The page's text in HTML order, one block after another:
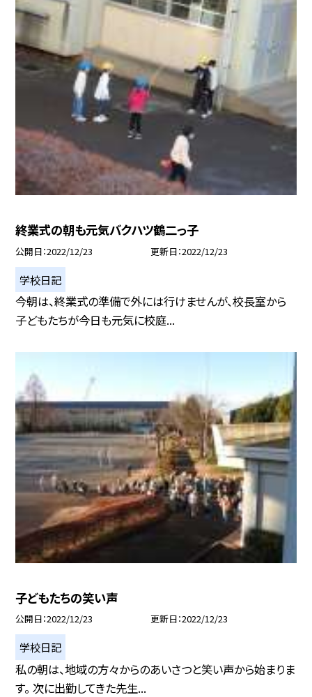
終業式の朝も元気バクハツ鶴二っ子
公開日 2022/12/23 更新日 2022/12/23
学校日記
今朝は、終業式の準備で外には行けませんが、校長室から
子どもたちが今日も元気に校庭...
子どもたちの笑い声
公開日 2022/12/23 更新日 2022/12/23
学校日記
私の朝は、地域の方々からのあいさつと笑い声から始まりま
す。 次に出勤してきた先生...